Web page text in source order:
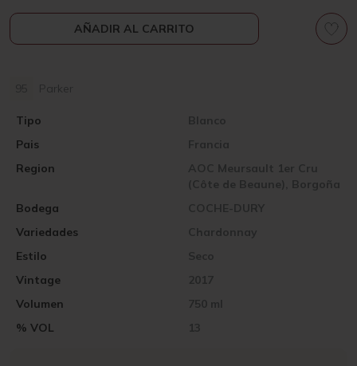
Parker
Pais Francia
Vintage 2017
Region
AOC Meursault 1er Cru
(Côte de Beaune), Borgoña
Volumen 750 ml
Bodega COCHE-DURY
% VOL 13
Variedades Chardonnay
Tipo Blanco
Estilo Seco
AÑADIR AL CARRITO